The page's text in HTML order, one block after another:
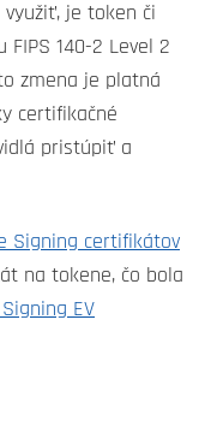
využiť, je token či
140-2 Level 2
zmena je platná
certifikačné
pristúpiť a
Signing certifikátov
na tokene, čo bola
EV